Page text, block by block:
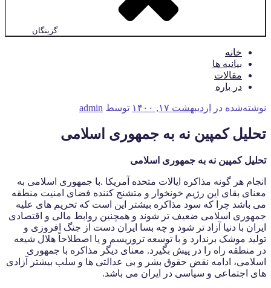
گزینگان
خانه
بیانیه ها
مقالات
در باره
نوشته‌شده در اردیبهشت ۱۷, ۱۴۰۰ توسط admin
تحلیل کمپین نه به جمهوری اسلامی
تحلیل کمپین نه به جمهوری اسلامی
انجام هر گونه مذاکره ایالات متحده آمریکا .با جمهوری اسلامی به
معنای بقای این رژیم خونخوار و متشنج کننده فضای امنیت منطقه
می باشد چرا که سود مذاکره بیشتر این است که تحریم های علیه
جمهوری اسلامی ضعیف تر شوند و همچنین روابط مالی و اقتصادی
ایران با دنیا آزاد تر شود و چه بسا ایران دست از جنگ افروزی و
تولید موشک برندارد و با توسعه تروریسم و یا اصطلاحاً هلال شیعه
در منطقه راه را در پیش بگیرد. معنای دیگر مذاکره با جمهوری
اسلامی، ادامه نقض حقوق بشر و بی عدالتی ها و سلب بیشتر آزادی
های اجتماعی و سیاسی در ایران می باشد.